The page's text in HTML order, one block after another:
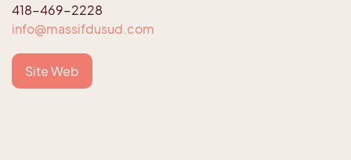
418-469-2228
info@massifdusud.com
Site Web